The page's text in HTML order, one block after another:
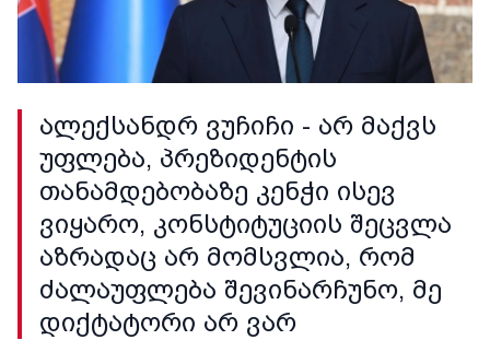
ალექსანდრ ვუჩიჩი - არ მაქვს
უფლება, პრეზიდენტის
თანამდებობაზე კენჭი ისევ
ვიყარო, კონსტიტუციის შეცვლა
აზრადაც არ მომსვლია, რომ
ძალაუფლება შევინარჩუნო, მე
დიქტატორი არ ვარ